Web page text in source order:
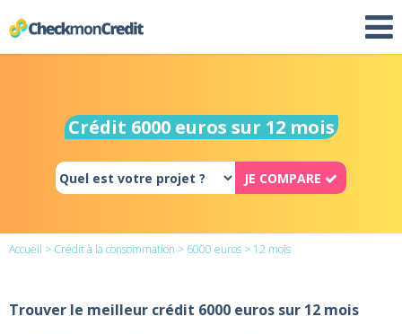
Crédit 6000 euros sur 12 mois
JE COMPARE
Accueil > Crédit à la consommation > 6000 euros > 12 mois
Trouver le meilleur crédit 6000 euros sur 12 mois